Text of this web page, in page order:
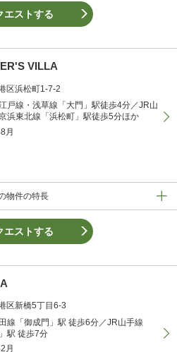
エストする
VILLA
物件の特長
区浜松町1-7-2
戸線・浅草線「大門」駅徒歩4分／JR山
浜東北線「浜松町」駅徒歩5分ほか
月
エストする
区新橋5丁目6-3
線「御成門」駅 徒歩6分／JR山手線
駅 徒歩7分
月